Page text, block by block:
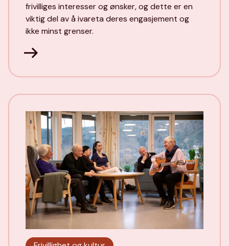
frivilliges interesser og ønsker, og dette er en
viktig del av å ivareta deres engasjement og
ikke minst grenser.